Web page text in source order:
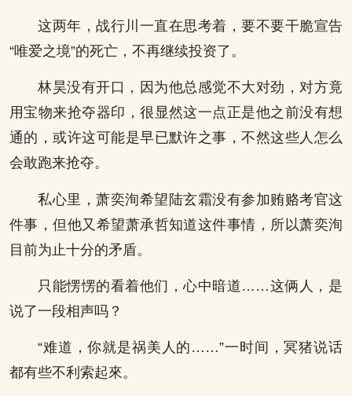
这两年，战行川一直在思考着，要不要干脆宣告
“唯爱之境”的死亡，不再继续投资了。
林昊没有开口，因为他总感觉不大对劲，对方竟
用宝物来抢夺器印，很显然这一点正是他之前没有想
通的，或许这可能是早已默许之事，不然这些人怎么
会敢跑来抢夺。
私心里，萧奕洵希望陆玄霜没有参加贿赂考官这
件事，但他又希望萧承哲知道这件事情，所以萧奕洵
目前为止十分的矛盾。
只能愣愣的看着他们，心中暗道……这俩人，是
说了一段相声吗？
“难道，你就是祸美人的……”一时间，冥猪说话
都有些不利索起來。